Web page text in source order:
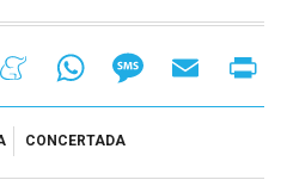
MeneameWhatsAppMessageEmail
CONCERTADA